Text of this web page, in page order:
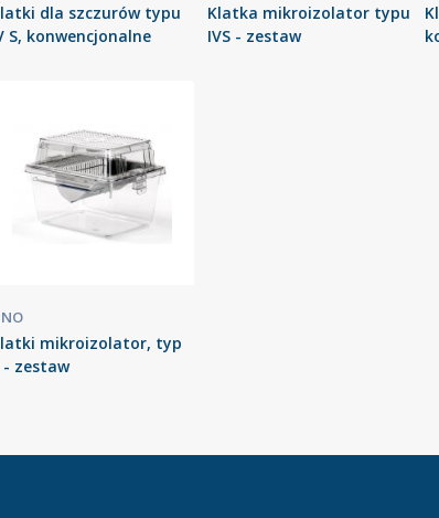
dla szczurów typu
S, konwencjonalne
Klatka mikroizolator typu
IVS - zestaw
mikroizolator, typ
- zestaw